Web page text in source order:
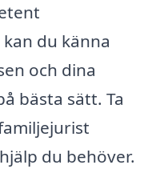
du känna
och dina
bästa sätt. Ta
du behöver.